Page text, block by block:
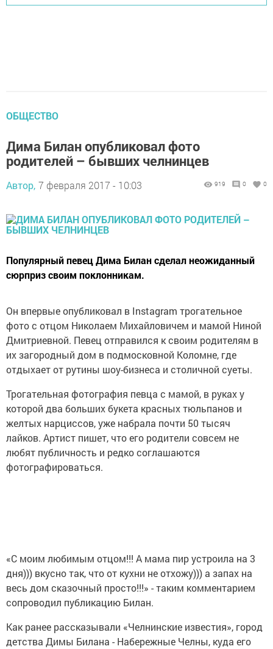
ОБЩЕСТВО
Дима Билан опубликовал фото
родителей – бывших челнинцев
Автор, 7 февраля 2017 - 10:03 919 0 0
Популярный певец Дима Билан сделал неожиданный
сюрприз своим поклонникам.
Он впервые опубликовал в Instagram трогательное
фото с отцом Николаем Михайловичем и мамой Ниной
Дмитриевной. Певец отправился к своим родителям в
их загородный дом в подмосковной Коломне, где
отдыхает от рутины шоу-бизнеса и столичной суеты.
Трогательная фотография певца с мамой, в руках у
которой два больших букета красных тюльпанов и
желтых нарциссов, уже набрала почти 50 тысяч
лайков. Артист пишет, что его родители совсем не
любят публичность и редко соглашаются
фотографироваться.
«С моим любимым отцом!!! А мама пир устроила на 3
дня))) вкусно так, что от кухни не отхожу))) а запах на
весь дом сказочный просто!!!» - таким комментарием
сопроводил публикацию Билан.
Как ранее рассказывали «Челнинские известия», город
детства Димы Билана - Набережные Челны, куда его